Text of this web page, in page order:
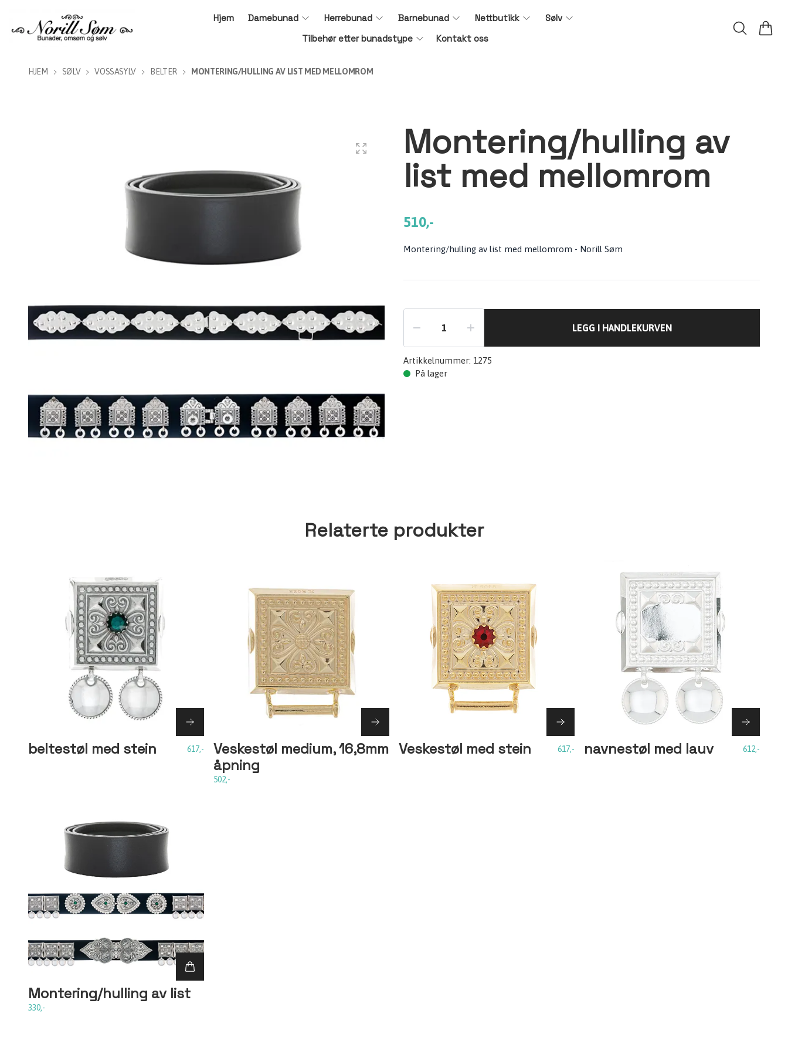
Hjem Damebunad Herrebunad Barnebunad Nettbutikk
Sølv
Tilbehør etter bunadstype
Kontakt oss
HJEM SØLV VOSSASYLV BELTER MONTERING/HULLING AV LIST MED MELLOMROM
Montering/hulling av
list med mellomrom
510,-
Montering/hulling av list med mellomrom - Norill Søm
LEGG I HANDLEKURVEN
Artikkelnummer: 1275
På lager
Relaterte produkter
beltestøl med stein 617,-
Veskestøl medium, 16,8mm
åpning
502,-
Veskestøl med stein 617,- navnestøl med lauv 612,-
Montering/hulling av list
330,-